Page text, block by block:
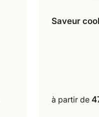
16
Saveur
à partir de